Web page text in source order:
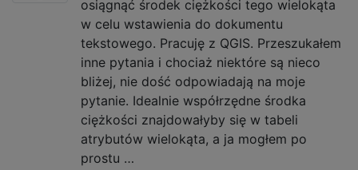
osiągnąć środek ciężkości tego wielokąta
w celu wstawienia do dokumentu
tekstowego. Pracuję z QGIS. Przeszukałem
inne pytania i chociaż niektóre są nieco
bliżej, nie dość odpowiadają na moje
pytanie. Idealnie współrzędne środka
ciężkości znajdowałyby się w tabeli
atrybutów wielokąta, a ja mogłem po
prostu …